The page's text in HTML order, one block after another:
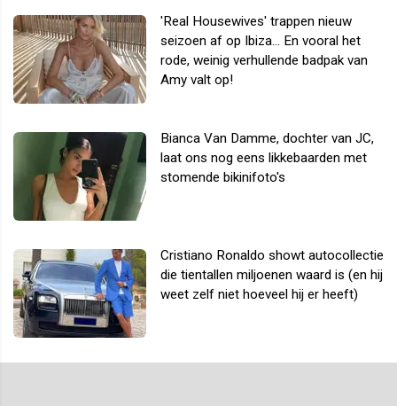
'Real Housewives' trappen nieuw
seizoen af op Ibiza... En vooral het
rode, weinig verhullende badpak van
Amy valt op!
Bianca Van Damme, dochter van JC,
laat ons nog eens likkebaarden met
stomende bikinifoto's
Cristiano Ronaldo showt autocollectie
die tientallen miljoenen waard is (en hij
weet zelf niet hoeveel hij er heeft)